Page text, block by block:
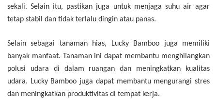
sekali. Selain itu, pastikan juga untuk menjaga suhu air agar
tetap stabil dan tidak terlalu dingin atau panas.
Selain sebagai tanaman hias, Lucky Bamboo juga memiliki
banyak manfaat. Tanaman ini dapat membantu menghilangkan
polusi udara di dalam ruangan dan meningkatkan kualitas
udara. Lucky Bamboo juga dapat membantu mengurangi stres
dan meningkatkan produktivitas di tempat kerja.